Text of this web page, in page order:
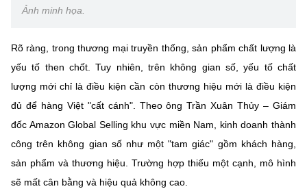
Ảnh minh họa.
Rõ ràng, trong thương mại truyền thống, sản phẩm chất lượng là
yếu tố then chốt. Tuy nhiên, trên không gian số, yếu tố chất
lượng mới chỉ là điều kiện cần còn thương hiệu mới là điều kiện
đủ để hàng Việt "cất cánh". Theo ông Trần Xuân Thủy – Giám
đốc Amazon Global Selling khu vực miền Nam, kinh doanh thành
công trên không gian số như một "tam giác" gồm khách hàng,
sản phẩm và thương hiệu. Trường hợp thiếu một cạnh, mô hình
sẽ mất cân bằng và hiệu quả không cao.